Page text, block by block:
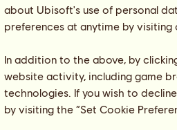
about Ubisoft's use of personal
preferences at anytime by
In addition to the above, by
website activity, including game
technologies. If you wish to
by visiting the “Set Cookie